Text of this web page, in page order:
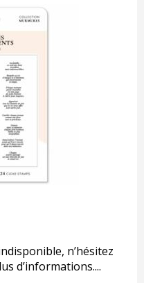
n’hésitez
d’informations....